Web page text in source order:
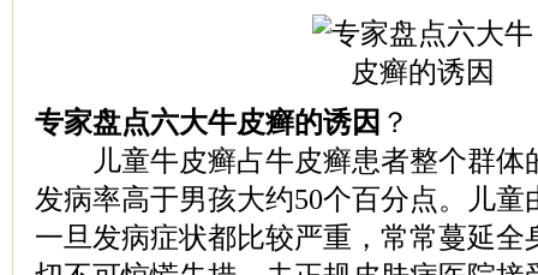
专家盘点六大牛皮癣的诱因 ？
儿童牛皮癣占牛皮癣患者整个群体
发病率高于男孩大约50个百分点。儿童
一旦发病症状都比较严重，常常蔓延全